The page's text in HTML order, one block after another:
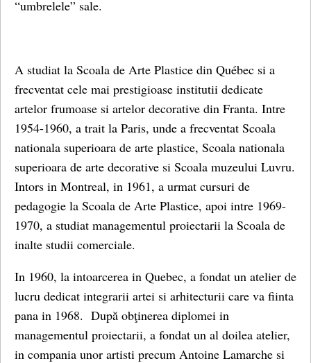
“umbrelele” sale.
A studiat la Scoala de Arte Plastice din Québec si a
frecventat cele mai prestigioase institutii dedicate
artelor frumoase si artelor decorative din Franta. Intre
1954-1960, a trait la Paris, unde a frecventat Scoala
nationala superioara de arte plastice, Scoala nationala
superioara de arte decorative si Scoala muzeului Luvru.
Intors in Montreal, in 1961, a urmat cursuri de
pedagogie la Scoala de Arte Plastice, apoi intre 1969-
1970, a studiat managementul proiectarii la Scoala de
inalte studii comerciale.
In 1960, la intoarcerea in Quebec, a fondat un atelier de
lucru dedicat integrarii artei si arhitecturii care va fiinta
pana in 1968. După obţinerea diplomei in
managementul proiectarii, a fondat un al doilea atelier,
in compania unor artisti precum Antoine Lamarche si